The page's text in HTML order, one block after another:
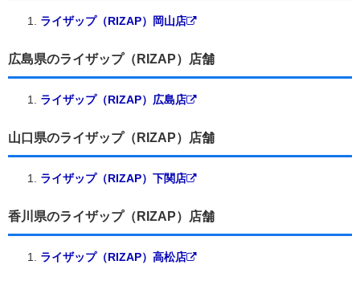
ライザップ（RIZAP）岡山店
広島県のライザップ（RIZAP）店舗
ライザップ（RIZAP）広島店
山口県のライザップ（RIZAP）店舗
ライザップ（RIZAP）下関店
香川県のライザップ（RIZAP）店舗
ライザップ（RIZAP）高松店